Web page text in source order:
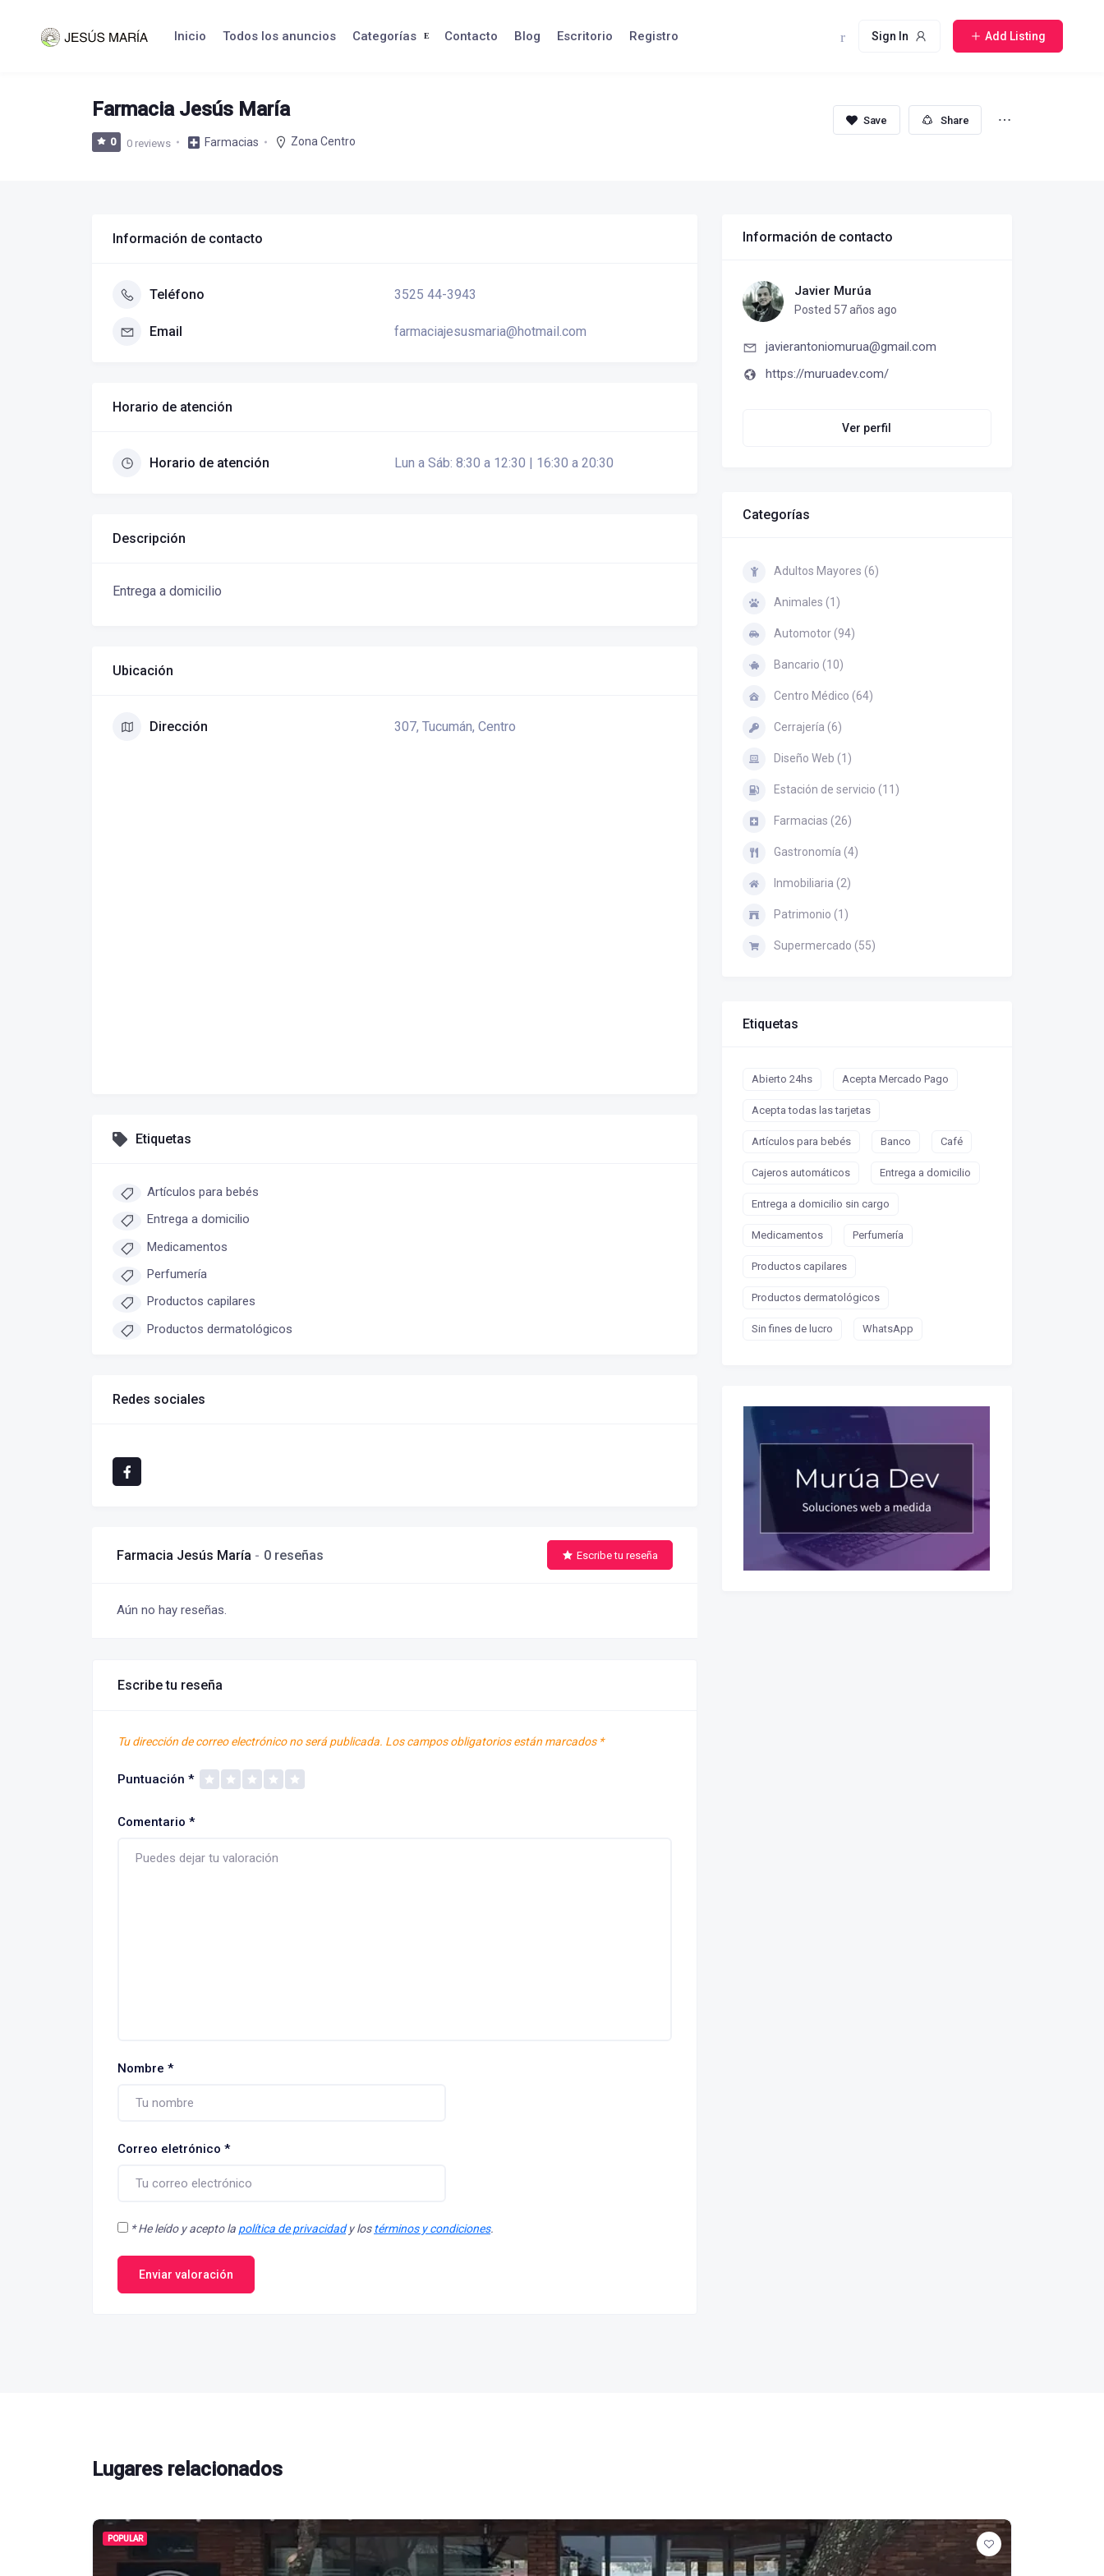
Inicio Todos los anuncios Categorías Contacto Blog Escritorio Registro Sign In Add Listing
Farmacia Jesús María
0 0 reviews Farmacias Zona Centro
Share
Información de contacto
Teléfono 3525 44-3943
Email farmaciajesusmaria@hotmail.com
Horario de atención
Horario de atención Lun a Sáb: 8:30 a 12:30 | 16:30 a 20:30
Descripción
Entrega a domicilio
Ubicación
Dirección 307, Tucumán, Centro
Etiquetas
Artículos para bebés
Entrega a domicilio
Medicamentos
Perfumería
Productos capilares
Productos dermatológicos
Redes sociales
Farmacia Jesús María 0 reseñas Escribe tu reseña
Aún no hay reseñas.
Escribe tu reseña
Tu dirección de correo electrónico no será publicada. Los campos obligatorios están marcados *
Puntuación *
Comentario *
Nombre *
Correo eletrónico *
*He leído y acepto la política de privacidady lostérminos y condiciones.
Enviar valoración
Información de contacto
Javier Murúa
Posted 57 años ago
javierantoniomurua@gmail.com
https://muruadev.com/
Ver perfil
Categorías
Adultos Mayores (6)
Animales (1)
Automotor (94)
Bancario (10)
Centro Médico (64)
Cerrajería (6)
Diseño Web (1)
Estación de servicio (11)
Farmacias (26)
Gastronomía (4)
Inmobiliaria (2)
Patrimonio (1)
Supermercado (55)
Etiquetas
Abierto 24hs Acepta Mercado Pago
Acepta todas las tarjetas
Artículos para bebés Banco Café
Cajeros automáticos Entrega a domicilio
Entrega a domicilio sin cargo
Medicamentos Perfumería
Productos capilares
Productos dermatológicos
Sin fines de lucro WhatsApp
Lugares relacionados
POPULAR